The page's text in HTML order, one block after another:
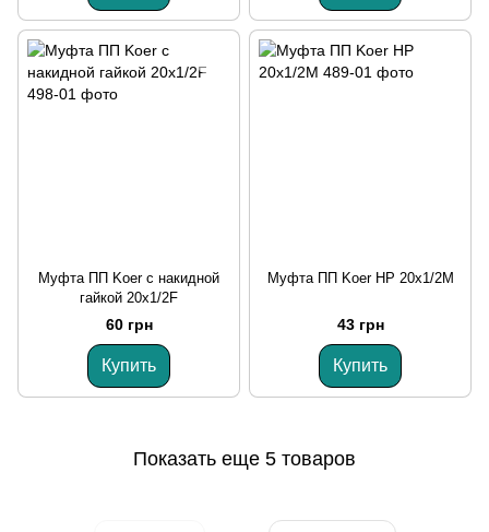
Муфта ПП Koer с накидной
гайкой 20x1/2F
60 грн
Купить
Муфта ПП Koer НР 20x1/2M
43 грн
Купить
Показать еще 5 товаров